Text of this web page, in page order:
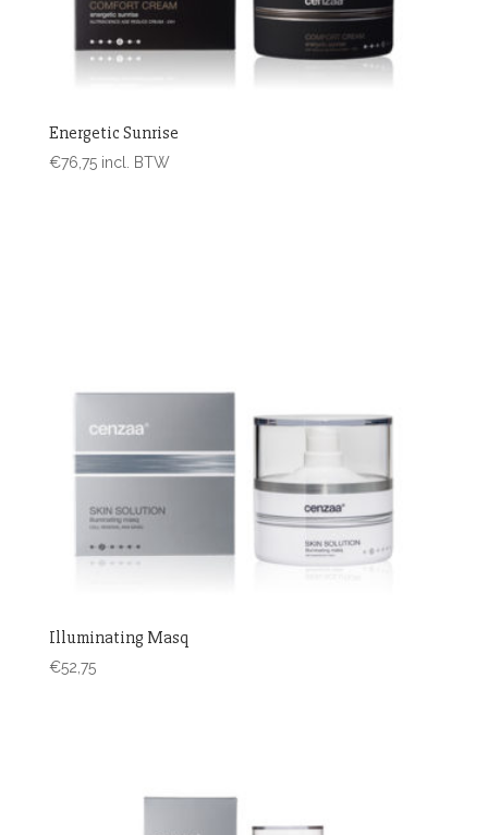
Energetic Sunrise
€76,75 incl. BTW
Illuminating Masq
€52,75